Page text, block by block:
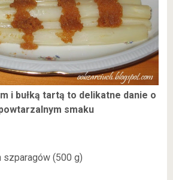
i bułką tartą to delikatne danie o
smaku
szparagów (500 g)